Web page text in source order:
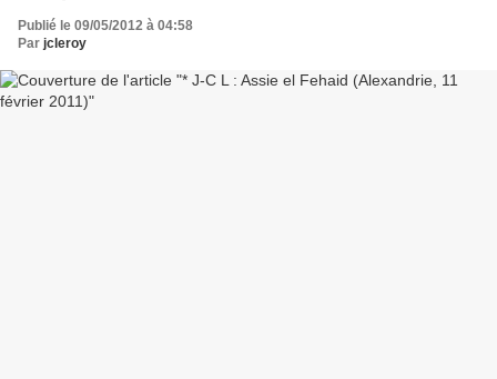
Publié le 09/05/2012 à 04:58
Par jcleroy